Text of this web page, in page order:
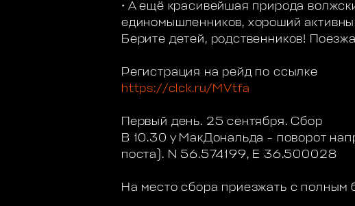
• А ещё красивейшая природа
единомышленников, хороший
Берите детей, родственников!
Регистрация на рейд по ссылке
https://clck.ru/MVtfa
Первый день. 25 сентября. Сбор
В 10.30 у МакДональда - поворот
поста). N 56.574199, Е 36.500028
На место сбора приезжать с полным